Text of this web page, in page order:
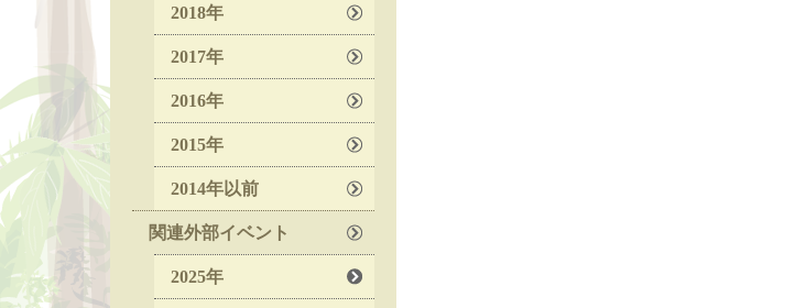
2018年
2017年
2016年
2015年
2014年以前
関連外部イベント
2025年